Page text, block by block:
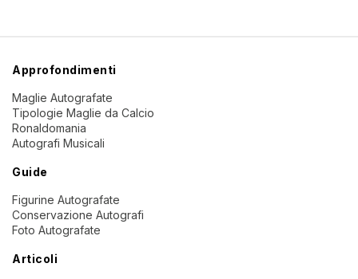
Approfondimenti
Maglie Autografate
Tipologie Maglie da Calcio
Ronaldomania
Autografi Musicali
Guide
Figurine Autografate
Conservazione Autografi
Foto Autografate
Articoli